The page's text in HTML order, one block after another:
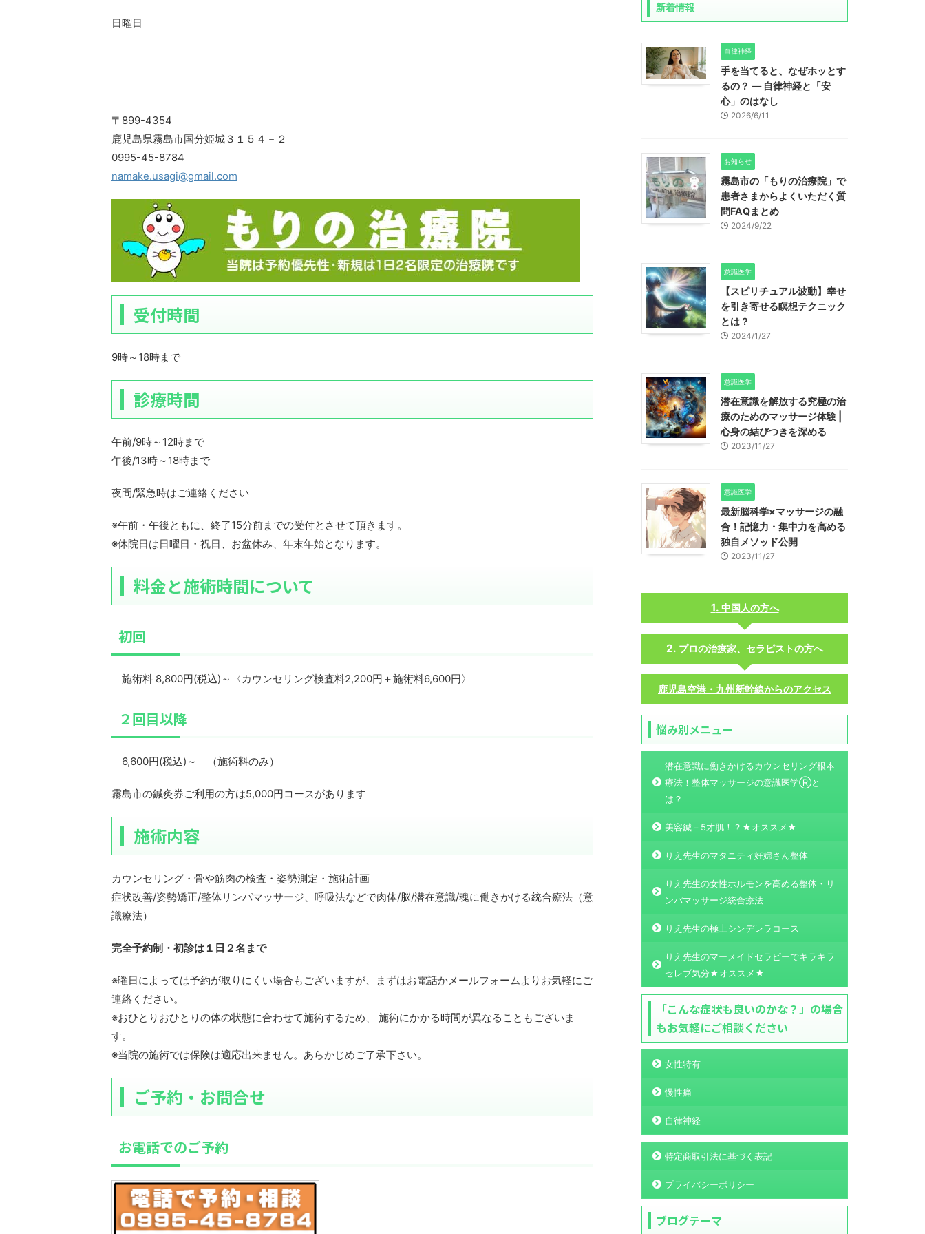
日曜日
〒899-4354
鹿児島県霧島市国分姫城３１５４－２
0995-45-8784
namake.usagi@gmail.com
受付時間
9時～18時まで
診療時間
午前/9時～12時まで
午後/13時～18時まで
夜間/緊急時はご連絡ください
※午前・午後ともに、終了15分前までの受付とさせて頂きます。
※休院日は日曜日・祝日、お盆休み、年末年始となります。
料金と施術時間について
初回
施術料 8,800円(税込)～〈カウンセリング検査料2,200円＋施術料6,600円〉
２回目以降
6,600円(税込)～ （施術料のみ）
霧島市の鍼灸券ご利用の方は5,000円コースがあります
施術内容
カウンセリング・骨や筋肉の検査・姿勢測定・施術計画
症状改善/姿勢矯正/整体リンパマッサージ、呼吸法などで肉体/脳/潜在意識/魂に働きかける統合療法（意
識療法）
完全予約制・初診は１日２名まで
※曜日によっては予約が取りにくい場合もございますが、まずはお電話かメールフォームよりお気軽にご
連絡ください。
※おひとりおひとりの体の状態に合わせて施術するため、 施術にかかる時間が異なることもございま
す。
※当院の施術では保険は適応出来ません。あらかじめご了承下さい。
ご予約・お問合せ
お電話でのご予約
新着情報
自律神経
手を当てると、なぜホッとす
るの？ ― 自律神経と「安
心」のはなし
2026/6/11
お知らせ
霧島市の「もりの治療院」で
患者さまからよくいただく質
問FAQまとめ
2024/9/22
意識医学
【スピリチュアル波動】幸せ
を引き寄せる瞑想テクニック
とは？
2024/1/27
意識医学
潜在意識を解放する究極の治
療のためのマッサージ体験 |
心身の結びつきを深める
2023/11/27
意識医学
最新脳科学×マッサージの融
合！記憶力・集中力を高める
独自メソッド公開
2023/11/27
中国人の方へ
プロの治療家、セラピストの方へ
鹿児島空港・九州新幹線からのアクセス
悩み別メニュー
潜在意識に働きかけるカウンセリング根本
療法！整体マッサージの意識医学Ⓡと
は？
美容鍼－5才肌！？★オススメ★
りえ先生のマタニティ妊婦さん整体
りえ先生の女性ホルモンを高める整体・リ
ンパマッサージ統合療法
りえ先生の極上シンデレラコース
りえ先生のマーメイドセラピーでキラキラ
セレブ気分★オススメ★
「こんな症状も良いのかな？」の場合
もお気軽にご相談ください
女性特有
慢性痛
自律神経
特定商取引法に基づく表記
プライバシーポリシー
ブログテーマ